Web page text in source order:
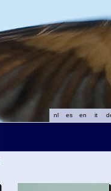
it
en
es
nl